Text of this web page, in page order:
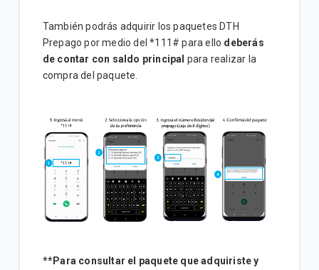
También podrás adquirir los paquetes DTH
Prepago por medio del *111# para ello deberás
de contar con saldo principal para realizar la
compra del paquete.
**Para consultar el paquete que adquiriste y